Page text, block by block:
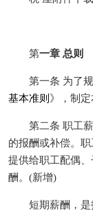
第一章 总则
第一条 为了规
基本准则 》，制定
第二条 职工薪
的报酬或补偿。
提供给职工配偶
酬。(新增)
短期薪酬，是指